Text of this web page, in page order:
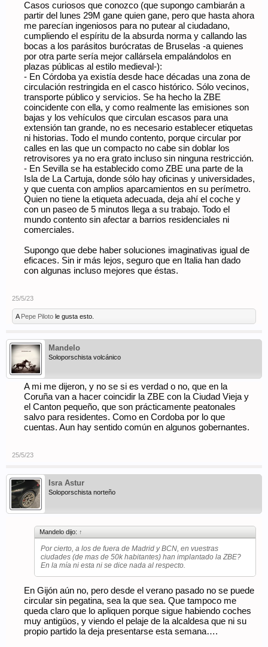
Casos curiosos que conozco (que supongo cambiarán a
partir del lunes 29M gane quien gane, pero que hasta ahora
me parecían ingeniosos para no putear al ciudadano,
cumpliendo el espíritu de la absurda norma y callando las
bocas a los parásitos burócratas de Bruselas -a quienes
por otra parte sería mejor callársela empalándolos en
plazas públicas al estilo medieval-):
- En Córdoba ya existía desde hace décadas una zona de
circulación restringida en el casco histórico. Sólo vecinos,
transporte público y servicios. Se ha hecho la ZBE
coincidente con ella, y como realmente las emisiones son
bajas y los vehículos que circulan escasos para una
extensión tan grande, no es necesario establecer etiquetas
ni historias. Todo el mundo contento, porque circular por
calles en las que un compacto no cabe sin doblar los
retrovisores ya no era grato incluso sin ninguna restricción.
- En Sevilla se ha establecido como ZBE una parte de la
Isla de La Cartuja, donde sólo hay oficinas y universidades,
y que cuenta con amplios aparcamientos en su perímetro.
Quien no tiene la etiqueta adecuada, deja ahí el coche y
con un paseo de 5 minutos llega a su trabajo. Todo el
mundo contento sin afectar a barrios residenciales ni
comerciales.
Supongo que debe haber soluciones imaginativas igual de
eficaces. Sin ir más lejos, seguro que en Italia han dado
con algunas incluso mejores que éstas.
25/5/23
A Pepe Piloto le gusta esto.
Mandelo
Soloporschista volcánico
A mi me dijeron, y no se si es verdad o no, que en la
Coruña van a hacer coincidir la ZBE con la Ciudad Vieja y
el Canton pequeño, que son prácticamente peatonales
salvo para residentes. Como en Cordoba por lo que
cuentas. Aun hay sentido común en algunos gobernantes.
25/5/23
Isra Astur
Soloporschista norteño
Mandelo dijo: ↑
Por cierto, a los de fuera de Madrid y BCN, en vuestras
ciudades (de mas de 50k habitantes) han implantado la ZBE?
En la mía ni esta ni se dice nada al respecto.
En Gijón aún no, pero desde el verano pasado no se puede
circular sin pegatina, sea la que sea. Que tampoco me
queda claro que lo apliquen porque sigue habiendo coches
muy antigüos, y viendo el pelaje de la alcaldesa que ni su
propio partido la deja presentarse esta semana….